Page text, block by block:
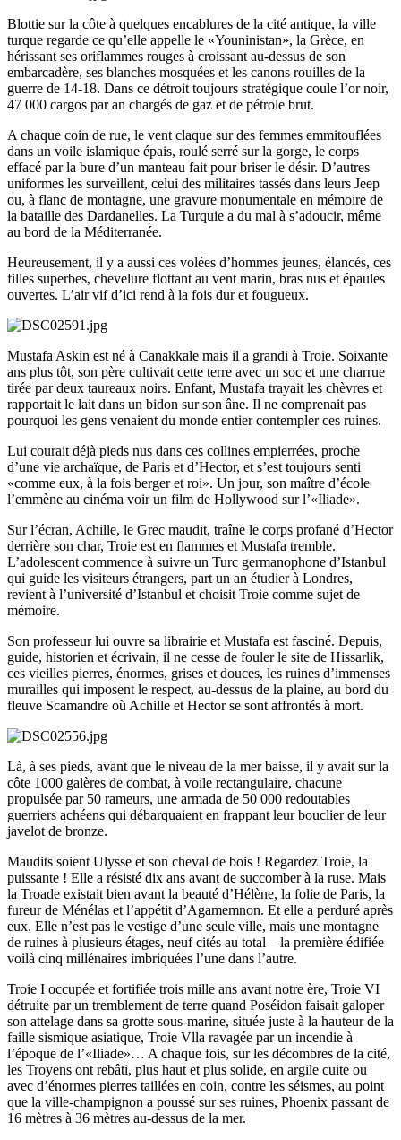
Blottie sur la côte à quelques encablures de la cité antique, la ville
turque regarde ce qu’elle appelle le «Youninistan», la Grèce, en
hérissant ses oriflammes rouges à croissant au-dessus de son
embarcadère, ses blanches mosquées et les canons rouilles de la
guerre de 14-18. Dans ce détroit toujours stratégique coule l’or noir,
47 000 cargos par an chargés de gaz et de pétrole brut.
A chaque coin de rue, le vent claque sur des femmes emmitouflées
dans un voile islamique épais, roulé serré sur la gorge, le corps
effacé par la bure d’un manteau fait pour briser le désir. D’autres
uniformes les surveillent, celui des militaires tassés dans leurs Jeep
ou, à flanc de montagne, une gravure monumentale en mémoire de
la bataille des Dardanelles. La Turquie a du mal à s’adoucir, même
au bord de la Méditerranée.
Heureusement, il y a aussi ces volées d’hommes jeunes, élancés, ces
filles superbes, chevelure flottant au vent marin, bras nus et épaules
ouvertes. L’air vif d’ici rend à la fois dur et fougueux.
Mustafa Askin est né à Canakkale mais il a grandi à Troie. Soixante
ans plus tôt, son père cultivait cette terre avec un soc et une charrue
tirée par deux taureaux noirs. Enfant, Mustafa trayait les chèvres et
rapportait le lait dans un bidon sur son âne. Il ne comprenait pas
pourquoi les gens venaient du monde entier contempler ces ruines.
Lui courait déjà pieds nus dans ces collines empierrées, proche
d’une vie archaïque, de Paris et d’Hector, et s’est toujours senti
«comme eux, à la fois berger et roi». Un jour, son maître d’école
l’emmène au cinéma voir un film de Hollywood sur l’«Iliade».
Sur l’écran, Achille, le Grec maudit, traîne le corps profané d’Hector
derrière son char, Troie est en flammes et Mustafa tremble.
L’adolescent commence à suivre un Turc germanophone d’Istanbul
qui guide les visiteurs étrangers, part un an étudier à Londres,
revient à l’université d’Istanbul et choisit Troie comme sujet de
mémoire.
Son professeur lui ouvre sa librairie et Mustafa est fasciné. Depuis,
guide, historien et écrivain, il ne cesse de fouler le site de Hissarlik,
ces vieilles pierres, énormes, grises et douces, les ruines d’immenses
murailles qui imposent le respect, au-dessus de la plaine, au bord du
fleuve Scamandre où Achille et Hector se sont affrontés à mort.
Là, à ses pieds, avant que le niveau de la mer baisse, il y avait sur la
côte 1000 galères de combat, à voile rectangulaire, chacune
propulsée par 50 rameurs, une armada de 50 000 redoutables
guerriers achéens qui débarquaient en frappant leur bouclier de leur
javelot de bronze.
Maudits soient Ulysse et son cheval de bois ! Regardez Troie, la
puissante ! Elle a résisté dix ans avant de succomber à la ruse. Mais
la Troade existait bien avant la beauté d’Hélène, la folie de Paris, la
fureur de Ménélas et l’appétit d’Agamemnon. Et elle a perduré après
eux. Elle n’est pas le vestige d’une seule ville, mais une montagne
de ruines à plusieurs étages, neuf cités au total – la première édifiée
voilà cinq millénaires imbriquées l’une dans l’autre.
Troie I occupée et fortifiée trois mille ans avant notre ère, Troie VI
détruite par un tremblement de terre quand Poséidon faisait galoper
son attelage dans sa grotte sous-marine, située juste à la hauteur de la
faille sismique asiatique, Troie Vlla ravagée par un incendie à
l’époque de l’«Iliade»… A chaque fois, sur les décombres de la cité,
les Troyens ont rebâti, plus haut et plus solide, en argile cuite ou
avec d’énormes pierres taillées en coin, contre les séismes, au point
que la ville-champignon a poussé sur ses ruines, Phoenix passant de
16 mètres à 36 mètres au-dessus de la mer.